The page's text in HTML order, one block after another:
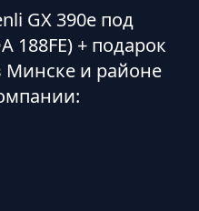
GX 390е под
188FE) + подарок
Минске и районе